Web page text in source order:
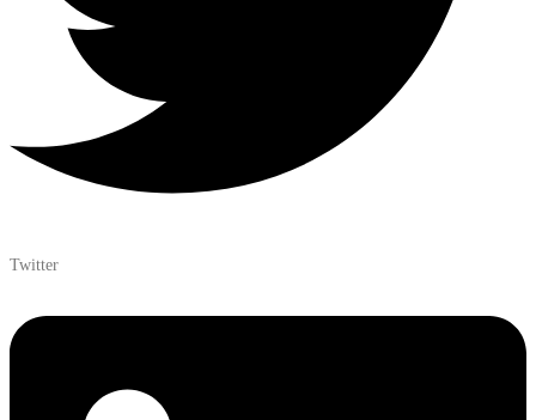
Twitter